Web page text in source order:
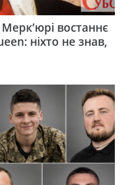
востаннє
ніхто не знав,